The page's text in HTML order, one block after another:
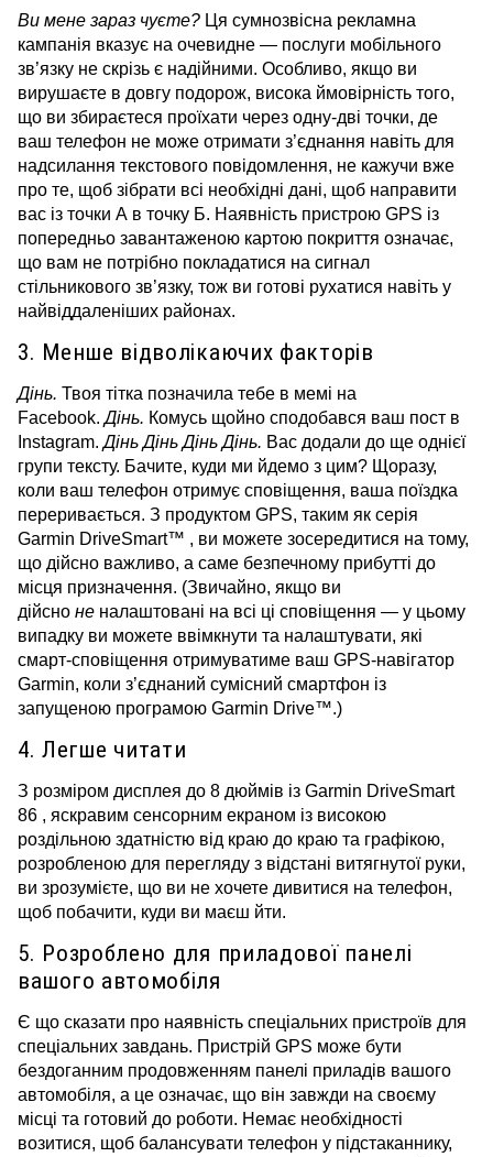
Ви мене зараз чуєте? Ця сумнозвісна рекламна
кампанія вказує на очевидне — послуги мобільного
зв’язку не скрізь є надійними. Особливо, якщо ви
вирушаєте в довгу подорож, висока ймовірність того,
що ви збираєтеся проїхати через одну-дві точки, де
ваш телефон не може отримати з’єднання навіть для
надсилання текстового повідомлення, не кажучи вже
про те, щоб зібрати всі необхідні дані, щоб направити
вас із точки А в точку Б. Наявність пристрою GPS із
попередньо завантаженою картою покриття означає,
що вам не потрібно покладатися на сигнал
стільникового зв’язку, тож ви готові рухатися навіть у
найвіддаленіших районах.
3. Менше відволікаючих факторів
Дінь. Твоя тітка позначила тебе в мемі на
Facebook.Дінь. Комусь щойно сподобався ваш пост в
Instagram.Дінь Дінь Дінь Дінь. Вас додали до ще однієї
групи тексту. Бачите, куди ми йдемо з цим? Щоразу,
коли ваш телефон отримує сповіщення, ваша поїздка
переривається. З продуктом GPS, таким як серія
Garmin DriveSmart™ , ви можете зосередитися на тому,
що дійсно важливо, а саме безпечному прибутті до
місця призначення. (Звичайно, якщо ви
дійсно не налаштовані на всі ці сповіщення — у цьому
випадку ви можете ввімкнути та налаштувати, які
смарт-сповіщення отримуватиме ваш GPS-навігатор
Garmin, коли з’єднаний сумісний смартфон із
запущеною програмою Garmin Drive™.)
4. Легше читати
З розміром дисплея до 8 дюймів із Garmin DriveSmart
86 , яскравим сенсорним екраном із високою
роздільною здатністю від краю до краю та графікою,
розробленою для перегляду з відстані витягнутої руки,
ви зрозумієте, що ви не хочете дивитися на телефон,
щоб побачити, куди ви маєш йти.
5. Розроблено для приладової панелі
вашого автомобіля
Є що сказати про наявність спеціальних пристроїв для
спеціальних завдань. Пристрій GPS може бути
бездоганним продовженням панелі приладів вашого
автомобіля, а це означає, що він завжди на своєму
місці та готовий до роботи. Немає необхідності
возитися, щоб балансувати телефон у підстаканнику,